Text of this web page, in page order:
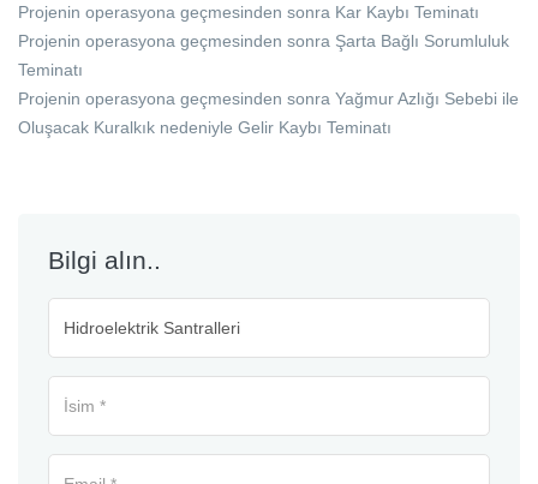
Projenin operasyona geçmesinden sonra Kar Kaybı Teminatı
Projenin operasyona geçmesinden sonra Şarta Bağlı Sorumluluk
Teminatı
Projenin operasyona geçmesinden sonra Yağmur Azlığı Sebebi ile
Oluşacak Kuralkık nedeniyle Gelir Kaybı Teminatı
Bilgi alın..